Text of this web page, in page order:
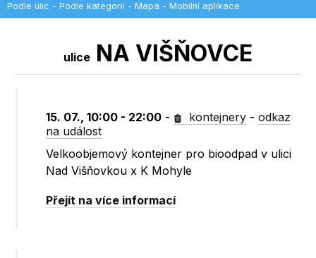
Podle ulic - Podle kategorií - Mapa - Mobilní aplikace
ulice NA VIŠŇOVCE
15. 07., 10:00 - 22:00 - kontejnery -odkaz
na událost
Velkoobjemový kontejner pro bioodpad v ulici
Nad Višňovkou x K Mohyle
Přejít na více informací